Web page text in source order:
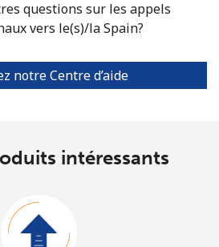
questions sur les appels
vers le(s)/la Spain?
notre Centre d’aide
intéressants